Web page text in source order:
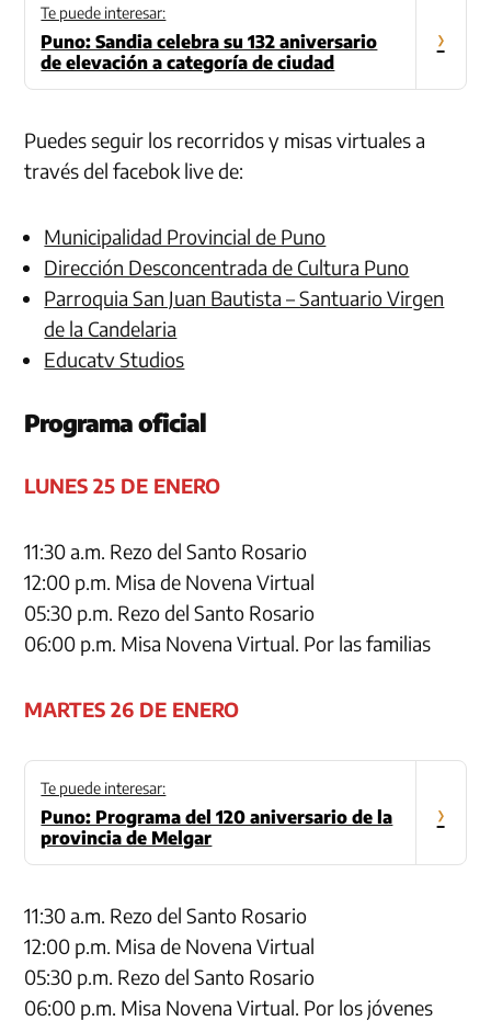
Te puede interesar:
Puno: Sandia celebra su 132 aniversario
de elevación a categoría de ciudad
›
Puedes seguir los recorridos y misas virtuales a
través del facebok live de:
Municipalidad Provincial de Puno
Dirección Desconcentrada de Cultura Puno
Parroquia San Juan Bautista – Santuario Virgen
de la Candelaria
Educatv Studios
Programa oficial
LUNES 25 DE ENERO
11:30 a.m. Rezo del Santo Rosario
12:00 p.m. Misa de Novena Virtual
05:30 p.m. Rezo del Santo Rosario
06:00 p.m. Misa Novena Virtual. Por las familias
MARTES 26 DE ENERO
Te puede interesar:
Puno: Programa del 120 aniversario de la
provincia de Melgar
›
11:30 a.m. Rezo del Santo Rosario
12:00 p.m. Misa de Novena Virtual
05:30 p.m. Rezo del Santo Rosario
06:00 p.m. Misa Novena Virtual. Por los jóvenes